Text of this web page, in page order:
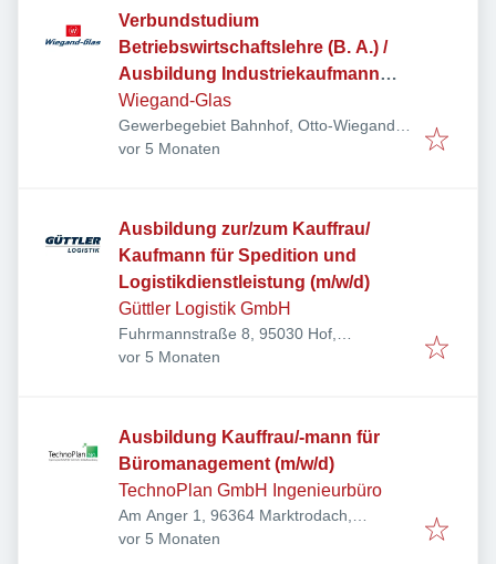
Verbundstudium
Betriebswirtschaftslehre (B. A.) /
Ausbildung Industriekaufmann
(m/w/d)
Wiegand-Glas
Gewerbegebiet Bahnhof, Otto-Wiegand-
Straße 9, 96361 Steinbach am Wald,
Veröffentlicht:
vor 5 Monaten
Ausbildung zur/zum Kauffrau/
Kaufmann für Spedition und
Logistikdienstleistung (m/w/d)
Güttler Logistik GmbH
Fuhrmannstraße 8, 95030 Hof,
Deutschland
Veröffentlicht:
vor 5 Monaten
Ausbildung Kauffrau/-mann für
Büromanagement (m/w/d)
TechnoPlan GmbH Ingenieurbüro
Am Anger 1, 96364 Marktrodach,
Deutschland
Veröffentlicht:
vor 5 Monaten